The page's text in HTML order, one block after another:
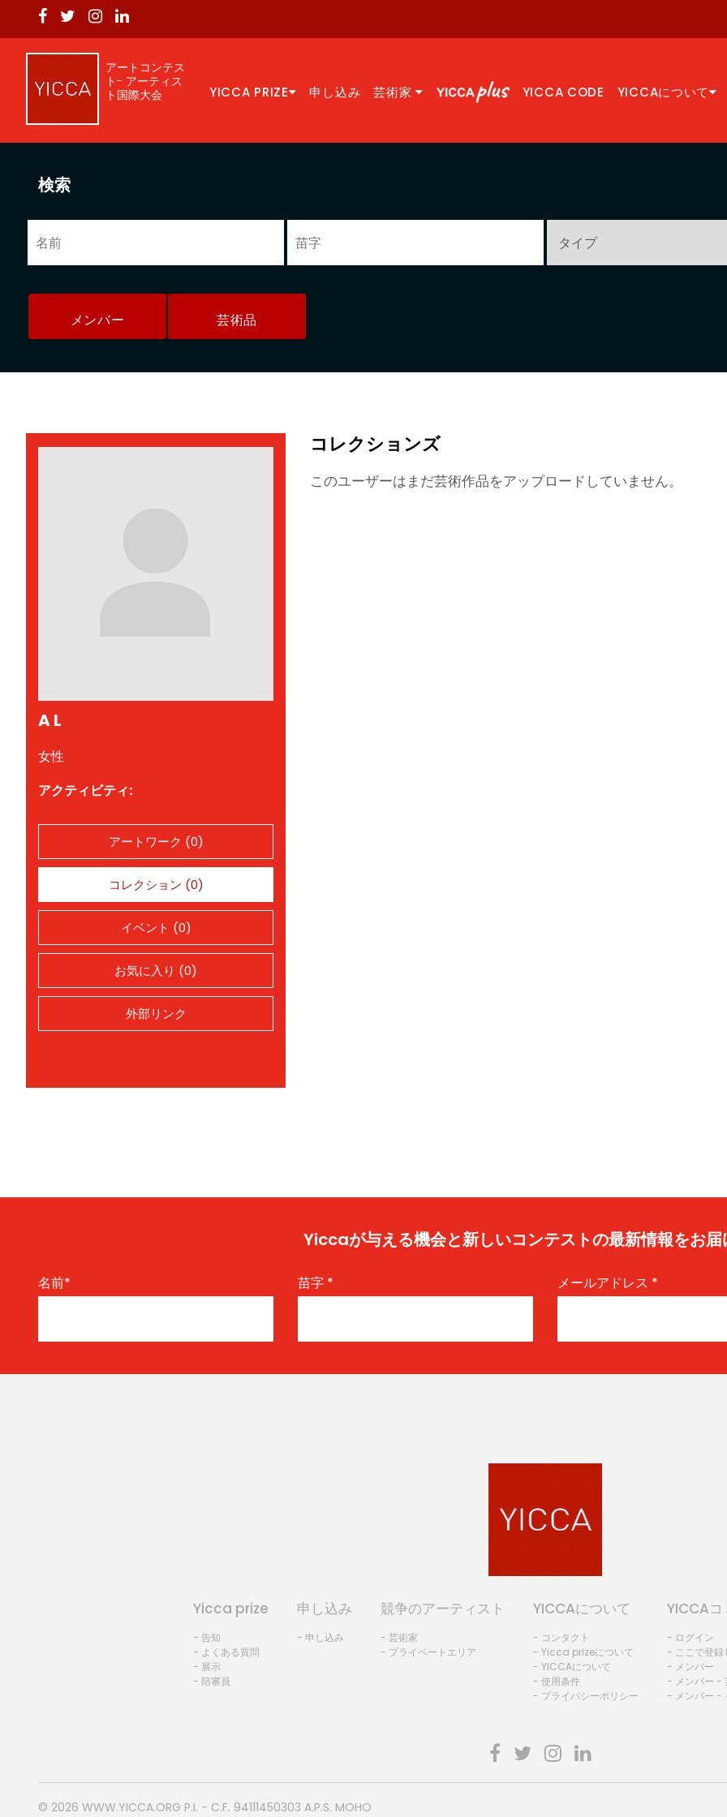
アートコンテス
ト- アーティス
ト国際大会
YICCA PRIZE 申し込み 芸術家 YICCA CODE YICCAについて
検索
メンバー 芸術品
A L
女性
アクティビティ:
アートワーク (0)
コレクション (0)
イベント (0)
お気に入り (0)
外部リンク
コレクションズ
このユーザーはまだ芸術作品をアップロードしていません。
Yiccaが与える機会と新しいコンテストの最新情報をお届
名前* 苗字 * メールアドレス *
Yicca prize
- 告知
- よくある質問
- 展示
- 陪審員
申し込み
- 申し込み
競争のアーティスト
- 芸術家
- プライベートエリア
YICCAについて
- コンタクト
- Yicca prizeについて
- YICCAについて
- 使用条件
- プライバシーポリシー
YICCA
- ログイン
- ここで登録
- メンバー
- メンバー -
- メンバー -
© 2026 WWW.YICCA.ORG P.I. - C.F. 94111450303 A.P.S. MOHO